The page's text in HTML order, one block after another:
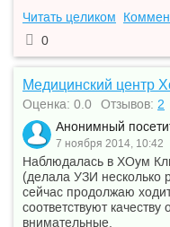
Читать целиком
0
Медицинский центр
Оценка: 0.0 Отзывов: 2
Анонимный
7 ноября 2014, 10:42
Наблюдалась в ХОум
(делала УЗИ несколько
сейчас продолжаю
соответствуют
внимательные.